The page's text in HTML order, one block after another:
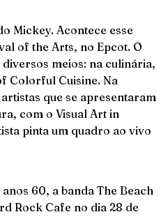
Mickey. Acontece esse
of the Arts, no Epcot. O
meios: na culinária,
Colorful Cuisine. Na
que se apresentaram
com o Visual Art in
pinta um quadro ao vivo
60, a banda The Beach
Rock Cafe no dia 28 de